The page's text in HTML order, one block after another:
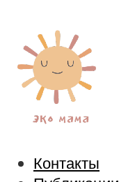
Контакты